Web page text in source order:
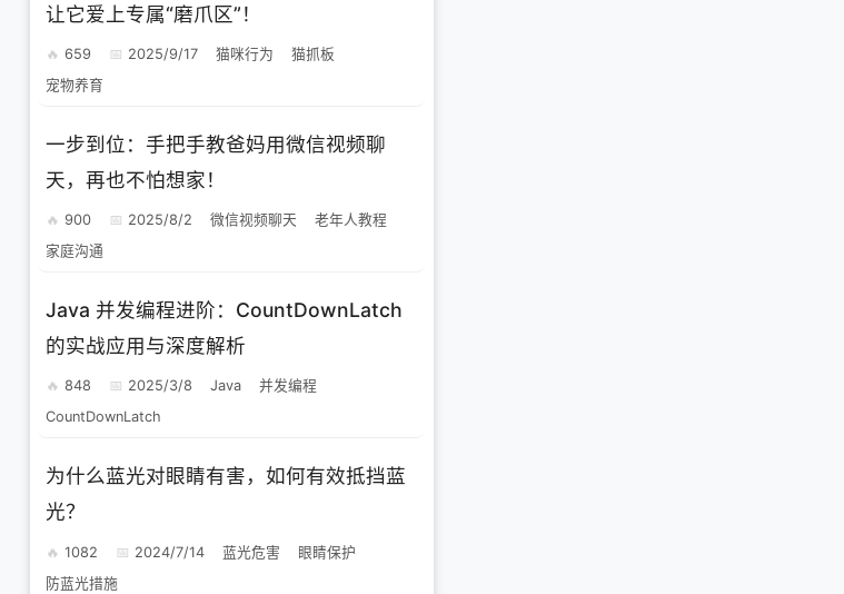
让它爱上专属“磨爪区”！
659 2025/9/17 猫咪行为
猫抓板
宠物养育
一步到位：手把手教爸妈用微信视频聊
天，再也不怕想家！
900 2025/8/2 微信视频聊天
老年人教程
家庭沟通
Java 并发编程进阶：CountDownLatch
的实战应用与深度解析
848 2025/3/8 Java
并发编程
CountDownLatch
为什么蓝光对眼睛有害，如何有效抵挡蓝
光？
1082 2024/7/14 蓝光危害
眼睛保护
防蓝光措施